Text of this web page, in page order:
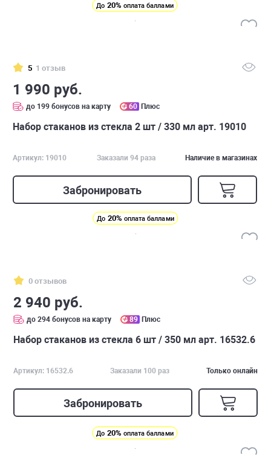
До 20% оплата баллами
5 1 отзыв
1 990 руб.
до 199 бонусов на карту 60 Плюс
Набор стаканов из стекла 2 шт / 330 мл арт. 19010
Артикул: 19010 Заказали 94 раза Наличие в магазинах
Забронировать
До 20% оплата баллами
0 отзывов
2 940 руб.
до 294 бонусов на карту 89 Плюс
Набор стаканов из стекла 6 шт / 350 мл арт. 16532.6
Артикул: 16532.6 Заказали 100 раз Только онлайн
Забронировать
До 20% оплата баллами